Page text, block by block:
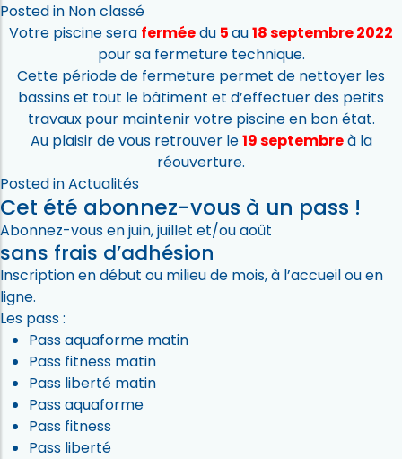
Posted in Non classé
Votre piscine sera ferméedu 5au18septembre 2022
pour sa fermeture technique.
Cette période de fermeture permet de nettoyer les
bassins et tout le bâtiment et d’effectuer des petits
travaux pour maintenir votre piscine en bon état.
Au plaisir de vous retrouver le19 septembreà la
réouverture.
Posted inActualités
Cet été abonnez-vous à un pass !
Abonnez-vous en juin, juillet et/ou août
sans frais d’adhésion
Inscription en début ou milieu de mois, à l’accueil ouen
ligne.
Les pass :
Pass aquaforme matin
Pass fitness matin
Pass liberté matin
Pass aquaforme
Pass fitness
Pass liberté